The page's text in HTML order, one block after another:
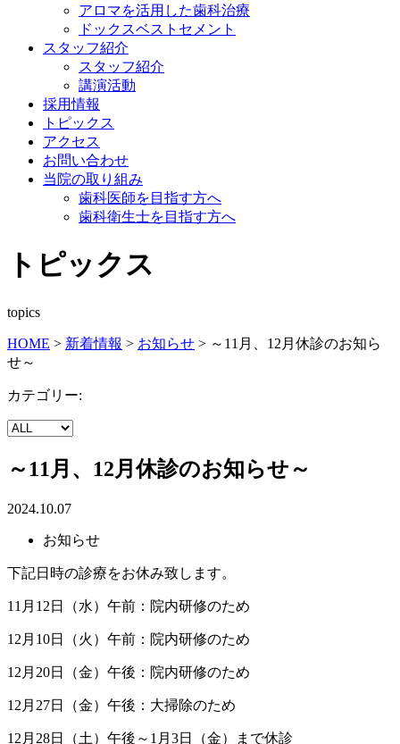
アロマを活用した歯科治療
ドックスベストセメント
スタッフ紹介
スタッフ紹介
講演活動
採用情報
トピックス
アクセス
お問い合わせ
当院の取り組み
歯科医師を目指す方へ
歯科衛生士を目指す方へ
トピックス
topics
HOME > 新着情報 > お知らせ > ～11月、12月休診のお知ら
せ～
カテゴリー:
～11月、12月休診のお知らせ～
2024.10.07
お知らせ
下記日時の診療をお休み致します。
11月12日（水）午前：院内研修のため
12月10日（火）午前：院内研修のため
12月20日（金）午後：院内研修のため
12月27日（金）午後：大掃除のため
12月28日（土）午後～1月3日（金）まで休診